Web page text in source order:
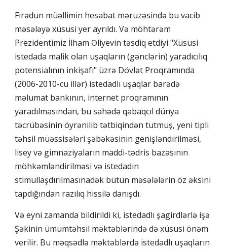
Firədun müəllimin hesabat məruzəsində bu vacib
məsələyə xüsusi yer ayrıldı. Və möhtərəm
Prezidentimiz İlham Əliyevin təsdiq etdiyi "Xüsusi
istedada malik olan uşaqların (gənclərin) yaradıcılıq
potensialının inkişafı" üzrə Dövlət Proqramında
(2006-2010-cu illər) istedadlı uşaqlar barədə
məlumat bankının, internet proqramının
yaradılmasından, bu sahədə qabaqcıl dünya
təcrübəsinin öyrənilib tətbiqindən tutmuş, yeni tipli
təhsil müəssisələri şəbəkəsinin genişləndirilməsi,
lisey və gimnaziyaların maddi-tədris bazasının
möhkəmləndirilməsi və istedadın
stimullaşdırılmasınadək bütün məsələlərin öz əksini
tapdığından razılıq hissilə danışdı.
Və eyni zamanda bildirildi ki, istedadlı şagirdlərlə işə
Şəkinin ümumtəhsil məktəblərində də xüsusi önəm
verilir. Bu məqsədlə məktəblərdə istedadlı uşaqların